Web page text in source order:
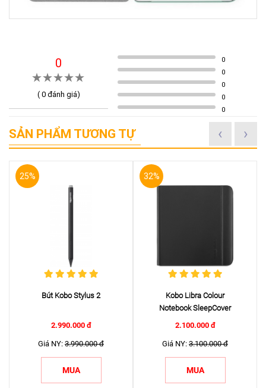
0
(0 đánh giá)
0
0
0
0
0
SẢN PHẨM TƯƠNG TỰ
25%
Bút Kobo Stylus 2
2.990.000 đ
Giá NY: 3.990.000 đ
MUA
32%
Kobo Libra Colour
Notebook SleepCover
2.100.000 đ
Giá NY: 3.100.000 đ
MUA
‹ ›